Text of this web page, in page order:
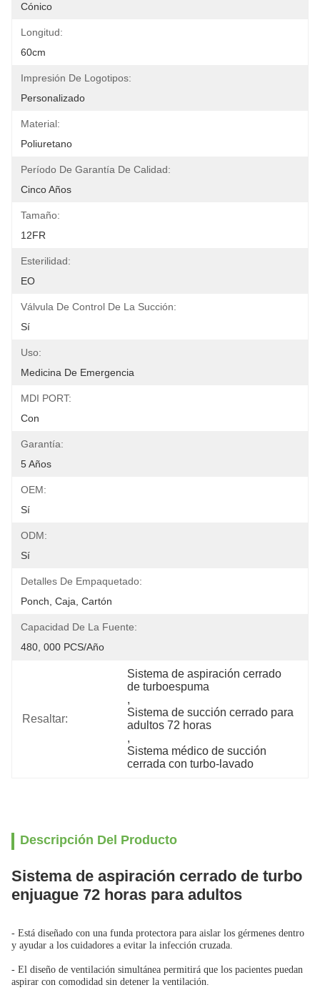
Cónico
Longitud:
60cm
Impresión De Logotipos:
Personalizado
Material:
Poliuretano
Período De Garantía De Calidad:
Cinco Años
Tamaño:
12FR
Esterilidad:
EO
Válvula De Control De La Succión:
Sí
Uso:
Medicina De Emergencia
MDI PORT:
Con
Garantía:
5 Años
OEM:
Sí
ODM:
Sí
Detalles De Empaquetado:
Ponch, Caja, Cartón
Capacidad De La Fuente:
480, 000 PCS/año
Resaltar:
Sistema de aspiración cerrado
de turboespuma
,
Sistema de succión cerrado para
adultos 72 horas
,
Sistema médico de succión
cerrada con turbo-lavado
Descripción Del Producto
Sistema de aspiración cerrado de turbo
enjuague 72 horas para adultos
- Está diseñado con una funda protectora para aislar los gérmenes dentro
y ayudar a los cuidadores a evitar la infección cruzada.
- El diseño de ventilación simultánea permitirá que los pacientes puedan
aspirar con comodidad sin detener la ventilación.